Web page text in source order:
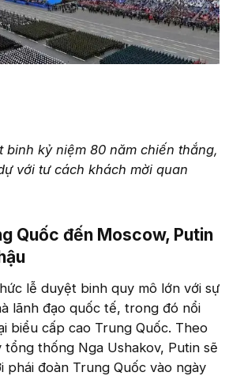
binh kỷ niệm 80 năm chiến thắng,
với tư cách khách mời quan
Quốc đến Moscow, Putin
lễ duyệt binh quy mô lớn với sự
lãnh đạo quốc tế, trong đó nổi
biểu cấp cao Trung Quốc. Theo
thống Nga Ushakov, Putin sẽ
phái đoàn Trung Quốc vào ngày